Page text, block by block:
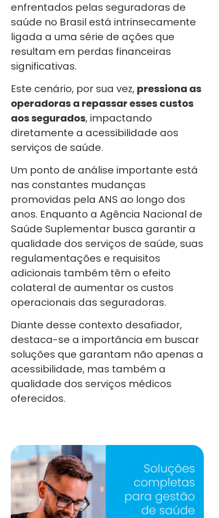
enfrentados pelas seguradoras de
saúde no Brasil está intrinsecamente
ligada a uma série de ações que
resultam em perdas financeiras
significativas.
Este cenário, por sua vez, pressiona as
operadoras a repassar esses custos
aos segurados, impactando
diretamente a acessibilidade aos
serviços de saúde.
Um ponto de análise importante está
nas constantes mudanças
promovidas pela ANS ao longo dos
anos. Enquanto a Agência Nacional de
Saúde Suplementar busca garantir a
qualidade dos serviços de saúde, suas
regulamentações e requisitos
adicionais também têm o efeito
colateral de aumentar os custos
operacionais das seguradoras.
Diante desse contexto desafiador,
destaca-se a importância em buscar
soluções que garantam não apenas a
acessibilidade, mas também a
qualidade dos serviços médicos
oferecidos.